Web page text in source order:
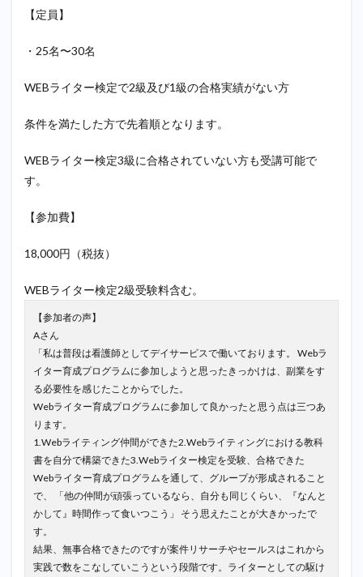
【定員】
・25名〜30名
WEBライター検定で2級及び1級の合格実績がない方
条件を満たした方で先着順となります。
WEBライター検定3級に合格されていない方も受講可能で
す。
【参加費】
18,000円（税抜）
WEBライター検定2級受験料含む。
【参加者の声】
Aさん
「私は普段は看護師としてデイサービスで働いております。 Webラ
イター育成プログラムに参加しようと思ったきっかけは、副業をす
る必要性を感じたことからでした。
Webライター育成プログラムに参加して良かったと思う点は三つあ
ります。
1.Webライティング仲間ができた2.Webライティングにおける教科
書を自分で構築できた3.Webライター検定を受験、合格できた
Webライター育成プログラムを通して、グループが形成されること
で、 「他の仲間が頑張っているなら、自分も同じくらい、『なんと
かして』時間作って食いつこう」 そう思えたことが大きかったで
す。
結果、無事合格できたのですが案件リサーチやセールスはこれから
実践で数をこなしていこうという段階です。ライターとしての駆け